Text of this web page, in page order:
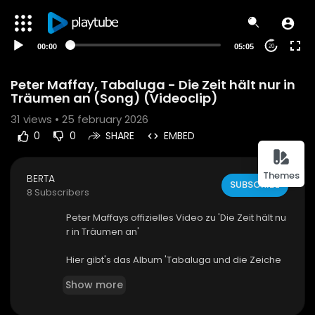
Themes
00:00 05:05 20
Peter Maffay, Tabaluga - Die Zeit hält nur in
Träumen an (Song) (Videoclip)
31 views • 25 february 2026
0 0 SHARE EMBED
BERTA
8 Subscribers
SUBSCRIBE
Peter Maffays offizielles Video zu 'Die Zeit hält nu
r in Träumen an'
Hier gibt's das Album 'Tabaluga und die Zeiche
Amazon:http://sny.ms/18ZtK1n
Show more